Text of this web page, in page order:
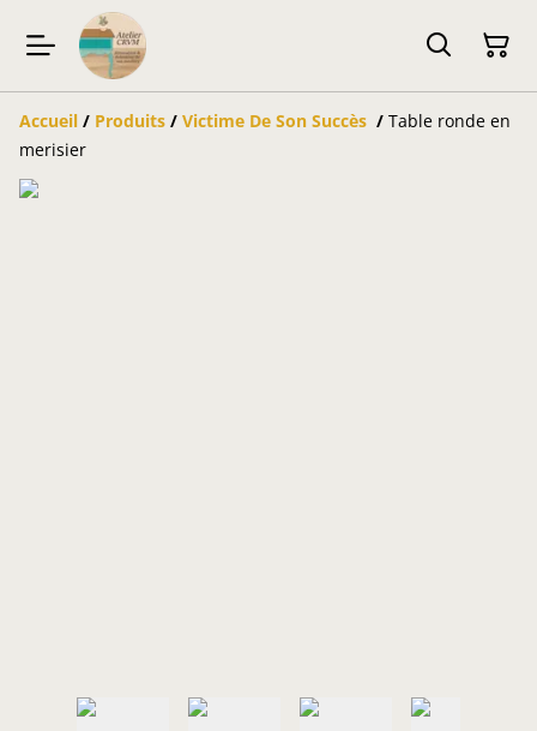
Accueil / Produits / Victime De Son Succès / Table ronde en
merisier